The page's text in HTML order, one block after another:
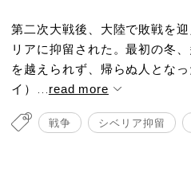
第二次大戦後、大陸で敗戦を
リアに抑留された。最初の冬
を越えられず、帰らぬ人とな
イ）...read more
戦争 シベリア抑留